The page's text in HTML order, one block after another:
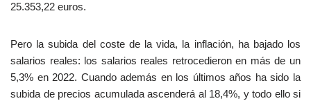
25.353,22 euros.
Pero la subida del coste de la vida, la inflación, ha bajado los
salarios reales: los salarios reales retrocedieron en más de un
5,3% en 2022. Cuando además en los últimos años ha sido la
subida de precios acumulada ascenderá al 18,4%, y todo ello si